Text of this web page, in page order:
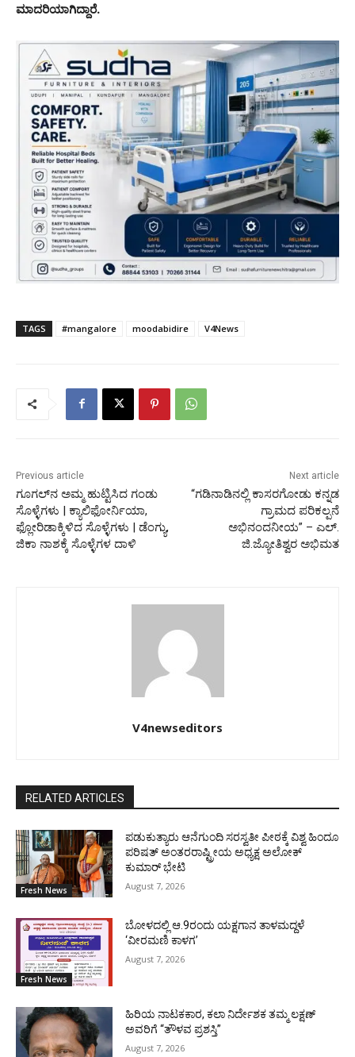
ಮಾದರಿಯಾಗಿದ್ದಾರೆ.
TAGS #mangalore moodabidire V4News
Previous article
ಗೂಗಲ್‌ನ ಅಮ್ಮ ಹುಟ್ಟಿಸಿದ ಗಂಡು
ಸೊಳ್ಳೆಗಳು | ಕ್ಯಾಲಿಫೋರ್ನಿಯಾ,
ಫ್ಲೋರಿಡಾಕ್ಕಿಳಿದ ಸೊಳ್ಳೆಗಳು | ಡೆಂಗ್ಯು,
ಜಿಕಾ ನಾಶಕ್ಕೆ ಸೊಳ್ಳೆಗಳ ದಾಳಿ
Next article
“ಗಡಿನಾಡಿನಲ್ಲಿ ಕಾಸರಗೋಡು ಕನ್ನಡ
ಗ್ರಾಮದ ಪರಿಕಲ್ಪನೆ
ಅಭಿನಂದನೀಯ” – ಎಲ್.
ಜಿ.ಜ್ಯೋತಿಶ್ವರ ಅಭಿಮತ
V4newseditors
RELATED ARTICLES
Fresh News
ಪಡುಕುತ್ಯಾರು ಆನೆಗುಂದಿ ಸರಸ್ವತೀ ಪೀಠಕ್ಕೆ ವಿಶ್ವ ಹಿಂದೂ
ಪರಿಷತ್ ಅಂತರರಾಷ್ಟ್ರೀಯ ಅಧ್ಯಕ್ಷ ಅಲೋಕ್
ಕುಮಾರ್ ಭೇಟಿ
August 7, 2026
Fresh News
ಬೋಳದಲ್ಲಿ ಆ.9ರಂದು ಯಕ್ಷಗಾನ ತಾಳಮದ್ದಳೆ
‘ವೀರಮಣಿ ಕಾಳಗ’
August 7, 2026
ಹಿರಿಯ ನಾಟಕಕಾರ, ಕಲಾ ನಿರ್ದೇಶಕ ತಮ್ಮ ಲಕ್ಷಣ್
ಅವರಿಗೆ “ತೌಳವ ಪ್ರಶಸ್ತಿ”
August 7, 2026